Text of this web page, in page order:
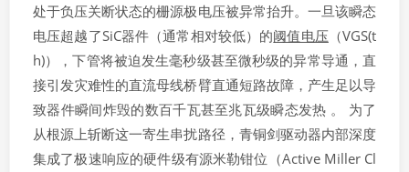
处于负压关断状态的栅源极电压被异常抬升。一旦该瞬态
电压超越了SiC器件（通常相对较低）的阈值电压 （VGS(t
h)​），下管将被迫发生毫秒级甚至微秒级的异常导通，直
接引发灾难性的直流母线桥臂直通短路故障，产生足以导
致器件瞬间炸毁的数百千瓦甚至兆瓦级瞬态发热 。 为了
从根源上斩断这一寄生串扰路径，青铜剑驱动器内部深度
集成了极速响应的硬件级有源米勒钳位（Active Miller Cl